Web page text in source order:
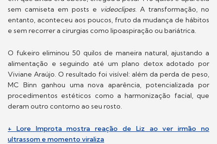
sem camiseta em posts e videoclipes. A transformação, no
entanto, aconteceu aos poucos, fruto da mudança de hábitos
e sem recorrer a cirurgias como lipoaspiração ou bariátrica.
O fukeiro eliminou 50 quilos de maneira natural, ajustando a
alimentação e seguindo até um plano detox adotado por
Viviane Araújo. O resultado foi visível: além da perda de peso,
MC Binn ganhou uma nova aparência, potencializada por
procedimentos estéticos como a harmonização facial, que
deram outro contorno ao seu rosto.
+ Lore Improta mostra reação de Liz ao ver irmão no
ultrassom e momento viraliza